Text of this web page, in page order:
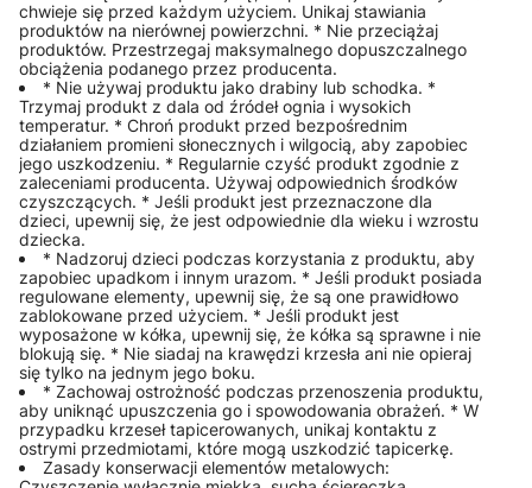
chwieje się przed każdym użyciem. Unikaj stawiania
produktów na nierównej powierzchni. * Nie przeciążaj
produktów. Przestrzegaj maksymalnego dopuszczalnego
obciążenia podanego przez producenta.
* Nie używaj produktu jako drabiny lub schodka. *
Trzymaj produkt z dala od źródeł ognia i wysokich
temperatur. * Chroń produkt przed bezpośrednim
działaniem promieni słonecznych i wilgocią, aby zapobiec
jego uszkodzeniu. * Regularnie czyść produkt zgodnie z
zaleceniami producenta. Używaj odpowiednich środków
czyszczących. * Jeśli produkt jest przeznaczone dla
dzieci, upewnij się, że jest odpowiednie dla wieku i wzrostu
dziecka.
* Nadzoruj dzieci podczas korzystania z produktu, aby
zapobiec upadkom i innym urazom. * Jeśli produkt posiada
regulowane elementy, upewnij się, że są one prawidłowo
zablokowane przed użyciem. * Jeśli produkt jest
wyposażone w kółka, upewnij się, że kółka są sprawne i nie
blokują się. * Nie siadaj na krawędzi krzesła ani nie opieraj
się tylko na jednym jego boku.
* Zachowaj ostrożność podczas przenoszenia produktu,
aby uniknąć upuszczenia go i spowodowania obrażeń. * W
przypadku krzeseł tapicerowanych, unikaj kontaktu z
ostrymi przedmiotami, które mogą uszkodzić tapicerkę.
Zasady konserwacji elementów metalowych: